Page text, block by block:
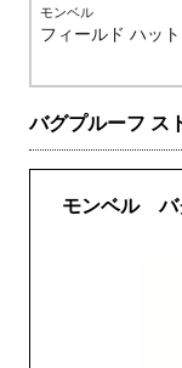
モンベル
フィールド ハット
バグプルーフ ス
モンベル バ